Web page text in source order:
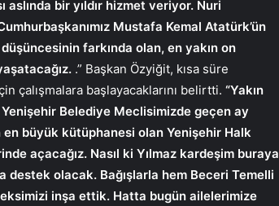
aslında bir yıldır hizmet veriyor. Nuri
Mustafa Kemal Atatürk’ün
farkında olan, en yakın on
.” Başkan Özyiğit, kısa süre
çalışmalara başlayacaklarını belirtti. “Yakın
Belediye Meclisimizde geçen ay
en büyük kütüphanesi olan Yenişehir Halk
açacağız. Nasıl ki Yılmaz kardeşim buraya
olacak. Bağışlarla hem Beceri Temelli
inşa ettik. Hatta bugün ailelerimize